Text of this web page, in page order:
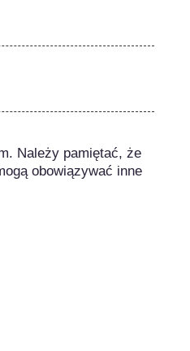
Należy pamiętać, że
obowiązywać inne